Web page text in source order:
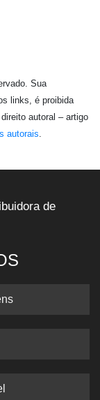
Sua
links, é proibida
autoral – artigo
autorais.
de